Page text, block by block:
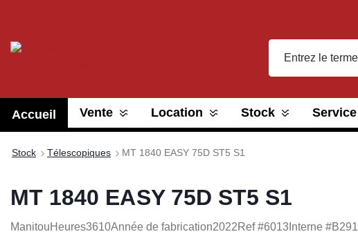
Accueil Vente Location Stock Service
Stock Télescopiques MT 1840 EASY 75D ST5 S1
MT 1840 EASY 75D ST5 S1
ManitouHeures3610Année de fabrication2022Ref #6013 Interne #B291